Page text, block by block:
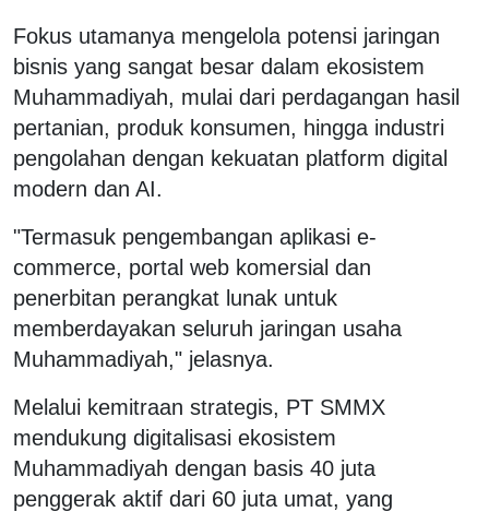
Fokus utamanya mengelola potensi jaringan
bisnis yang sangat besar dalam ekosistem
Muhammadiyah, mulai dari perdagangan hasil
pertanian, produk konsumen, hingga industri
pengolahan dengan kekuatan platform digital
modern dan AI.
"Termasuk pengembangan aplikasi e-
commerce, portal web komersial dan
penerbitan perangkat lunak untuk
memberdayakan seluruh jaringan usaha
Muhammadiyah," jelasnya.
Melalui kemitraan strategis, PT SMMX
mendukung digitalisasi ekosistem
Muhammadiyah dengan basis 40 juta
penggerak aktif dari 60 juta umat, yang